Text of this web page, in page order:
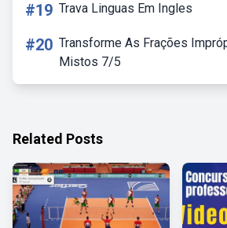
#19 Trava Linguas Em Ingles
#20 Transforme As Frações
Mistos 7/5
Related Posts